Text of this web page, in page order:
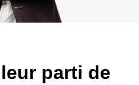
parti de